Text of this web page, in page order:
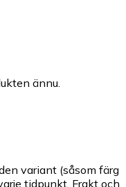
ännu.
variant (såsom färg
tidpunkt. Frakt och